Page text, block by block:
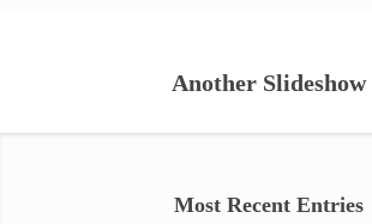
Another Slideshow
Most Recent Entries